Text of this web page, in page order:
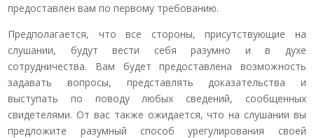
предоставлен вам по первому требованию.
Предполагается, что все стороны, присутствующие на
слушании, будут вести себя разумно и в духе
сотрудничества. Вам будет предоставлена возможность
задавать вопросы, представлять доказательства и
выступать по поводу любых сведений, сообщенных
свидетелями. От вас также ожидается, что на слушании вы
предложите разумный способ урегулирования своей